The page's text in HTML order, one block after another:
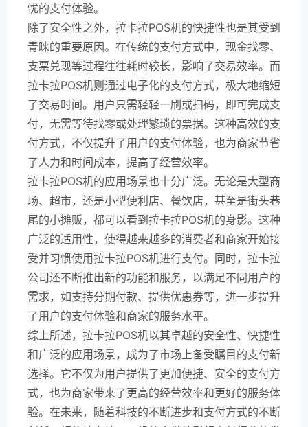
忧的支付体验。
除了安全性之外，拉卡拉POS机的快捷性也是其受到
青睐的重要原因。在传统的支付方式中，现金找零、
支票兑现等过程往往耗时较长，影响了交易效率。而
拉卡拉POS机则通过电子化的支付方式，极大地缩短
了交易时间。用户只需轻轻一刷或扫码，即可完成支
付，无需等待找零或处理繁琐的票据。这种高效的支
付方式，不仅提升了用户的支付体验，也为商家节省
了人力和时间成本，提高了经营效率。
拉卡拉POS机的应用场景也十分广泛。无论是大型商
场、超市，还是小型便利店、餐饮店，甚至是街头巷
尾的小摊贩，都可以看到拉卡拉POS机的身影。这种
广泛的适用性，使得越来越多的消费者和商家开始接
受并习惯使用拉卡拉POS机进行支付。同时，拉卡拉
公司还不断推出新的功能和服务，以满足不同用户的
需求，如支持分期付款、提供优惠券等，进一步提升
了用户的支付体验和商家的服务水平。
综上所述，拉卡拉POS机以其卓越的安全性、快捷性
和广泛的应用场景，成为了市场上备受瞩目的支付新
选择。它不仅为用户提供了更加便捷、安全的支付方
式，也为商家带来了更高的经营效率和更好的服务体
验。在未来，随着科技的不断进步和支付方式的不断